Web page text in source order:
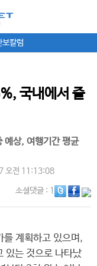
보칼럼
국내에서 즐
예상, 여행기간 평균
오전 11:13:08
소셜댓글: 1
계획하고 있으며,
있는 것으로 나타났